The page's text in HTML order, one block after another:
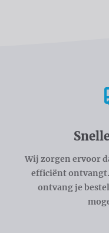
Wij zorgen ervoor
efficiënt ontvangt.
ontvang je